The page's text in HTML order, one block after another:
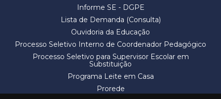
Informe SE - DGPE
Lista de Demanda (Consulta)
Ouvidoria da Educação
Processo Seletivo Interno de Coordenador Pedagógico
Processo Seletivo para Supervisor Escolar em
Substituição
Programa Leite em Casa
Prorede